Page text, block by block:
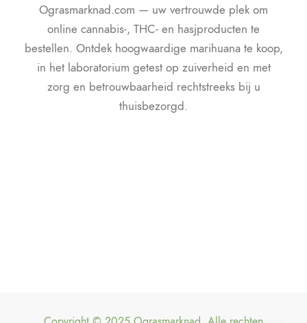
Ograsmarknad.com — uw vertrouwde plek om
online cannabis-, THC- en hasjproducten te
bestellen. Ontdek hoogwaardige marihuana te koop,
in het laboratorium getest op zuiverheid en met
zorg en betrouwbaarheid rechtstreeks bij u
thuisbezorgd.